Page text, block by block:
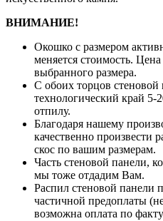
ВНИМАНИЕ!
Окошко с размером
меняется стоимость.
выбранного размера.
С обоих торцов стеновой
технологический край
отпилу.
Благодаря нашему
качественно произвести
скос по вашим размерам.
Часть стеновой панели,
мы тоже отдадим Вам.
Распил стеновой панели
частичной предоплаты
возможна оплата по